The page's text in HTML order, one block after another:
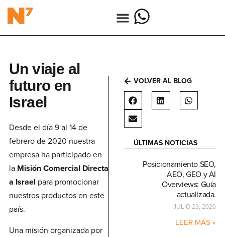
Un viaje al
futuro en
Israel
Desde el día 9 al 14 de
febrero de 2020 nuestra
empresa ha participado en
la Misión Comercial Directa
a Israel para promocionar
nuestros productos en este
país.
Una misión organizada por
VOLVER AL BLOG
ÚLTIMAS NOTICIAS
Posicionamiento SEO,
AEO, GEO y AI
Overviews: Guía
actualizada.
JULIO 23, 2026
LEER MÁS »